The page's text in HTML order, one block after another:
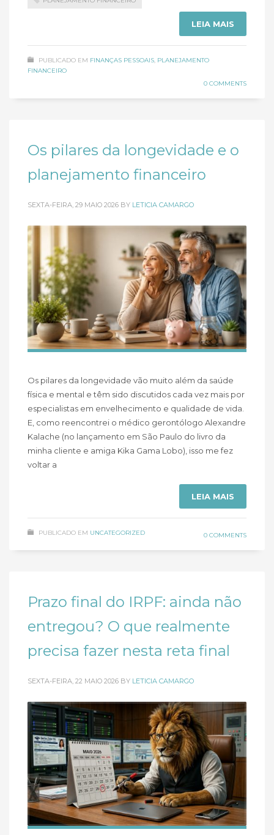
LEIA MAIS
PUBLICADO EM FINANÇAS PESSOAIS, PLANEJAMENTO
FINANCEIRO
0 COMMENTS
Os pilares da longevidade e o
planejamento financeiro
SEXTA-FEIRA, 29 MAIO 2026 BY LETICIA CAMARGO
Os pilares da longevidade vão muito além da saúde
física e mental e têm sido discutidos cada vez mais por
especialistas em envelhecimento e qualidade de vida.
E, como reencontrei o médico gerontólogo Alexandre
Kalache (no lançamento em São Paulo do livro da
minha cliente e amiga Kika Gama Lobo), isso me fez
voltar a
LEIA MAIS
PUBLICADO EM UNCATEGORIZED 0 COMMENTS
Prazo final do IRPF: ainda não
entregou? O que realmente
precisa fazer nesta reta final
SEXTA-FEIRA, 22 MAIO 2026 BY LETICIA CAMARGO